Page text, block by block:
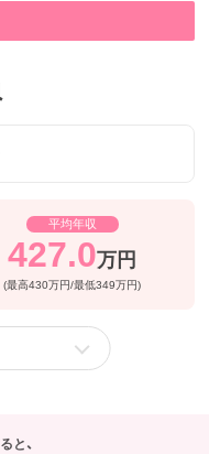
急性期から回復期まで一
ることで、患者様の状態
人様です。
平均年収
427.0万円
(最高430万円/最低349万円)
契約社員など
と、